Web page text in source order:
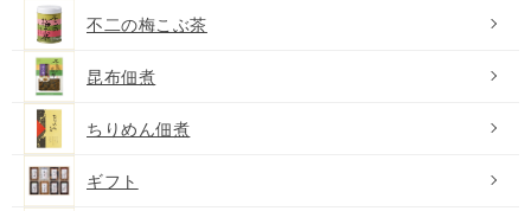
不二の梅こぶ茶
昆布佃煮
ちりめん佃煮
ギフト